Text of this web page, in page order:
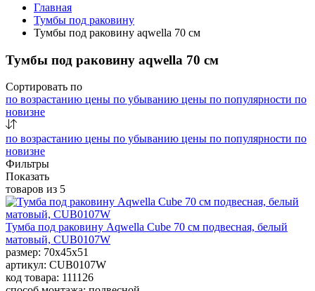
Главная
Тумбы под раковину
Тумбы под раковину aqwella 70 см
Тумбы под раковину aqwella 70 см
Сортировать по
по возрастанию цены по убыванию цены по популярности по
новизне
по возрастанию цены по убыванию цены по популярности по
новизне
Фильтры
Показать
товаров из 5
Тумба под раковину Aqwella Cube 70 см подвесная, белый
матовый, CUB0107W
размер: 70x45x51
артикул: CUB0107W
код товара: 111126